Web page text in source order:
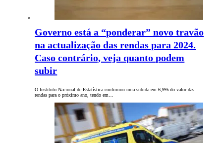
Governo está a “ponderar” novo travão
na actualização das rendas para 2024.
Caso contrário, veja quanto podem
subir
O Instituto Nacional de Estatística confirmou uma subida em 6,9% do valor das
rendas para o próximo ano, tendo em…